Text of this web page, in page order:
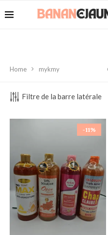
Home mykmy
Filtre de la barre latérale
-11%